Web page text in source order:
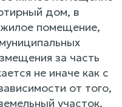
дом, в
помещение,
за часть
не иначе как с
от того,
участок,